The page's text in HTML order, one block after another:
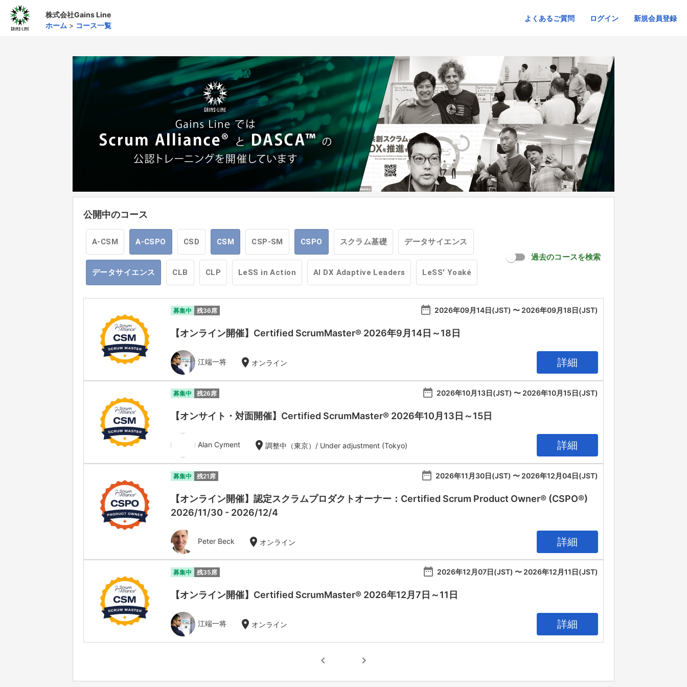
株式会社Gains Line
ホーム > コース一覧
よくあるご質問 ログイン 新規会員登録
公開中のコース
A-CSM A-CSPO CSD CSM CSP-SM CSPO スクラム基礎 データサイエンス
データサイエンス CLB CLP LeSS in Action AI DX Adaptive Leaders LeSS' Yoaké
過去のコースを検索
募集中 残36席 date_range 2026年09月14日(JST) 〜 2026年09月18日(JST)
【オンライン開催】Certified ScrumMaster® 2026年9月14日～18日
江端一将 location_on オンライン 詳細
募集中 残26席 date_range 2026年10月13日(JST) 〜 2026年10月15日(JST)
【オンサイト・対面開催】Certified ScrumMaster® 2026年10月13日～15日
Alan Cyment location_on 調整中（東京）/ Under adjustment (Tokyo) 詳細
募集中 残21席 date_range 2026年11月30日(JST) 〜 2026年12月04日(JST)
【オンライン開催】認定スクラムプロダクトオーナー：Certified Scrum Product Owner® (CSPO®)
2026/11/30 - 2026/12/4
Peter Beck location_on オンライン 詳細
募集中 残35席 date_range 2026年12月07日(JST) 〜 2026年12月11日(JST)
【オンライン開催】Certified ScrumMaster® 2026年12月7日～11日
江端一将 location_on オンライン 詳細
chevron_left chevron_right